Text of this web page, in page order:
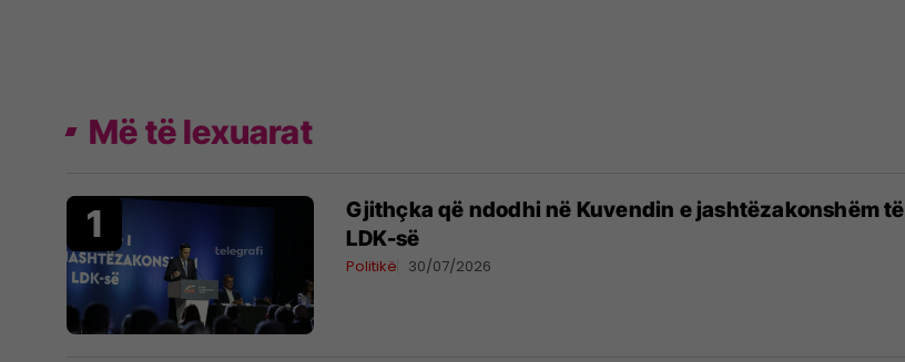
Më të lexuarat
Gjithçka që ndodhi në Kuvendin e jashtëzakonshëm të
LDK-së
Politikë 30/07/2026